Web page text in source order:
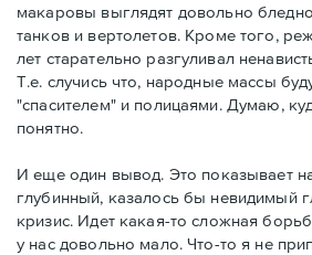
макаровы выглядят довольно
танков и вертолетов. Кроме того,
лет старательно разгуливал
Т.е. случись что, народные массы
"спасителем" и полицаями. Думаю,
понятно.
И еще один вывод. Это показывает
глубинный, казалось бы невидимый
кризис. Идет какая-то сложная
у нас довольно мало. Что-то я не